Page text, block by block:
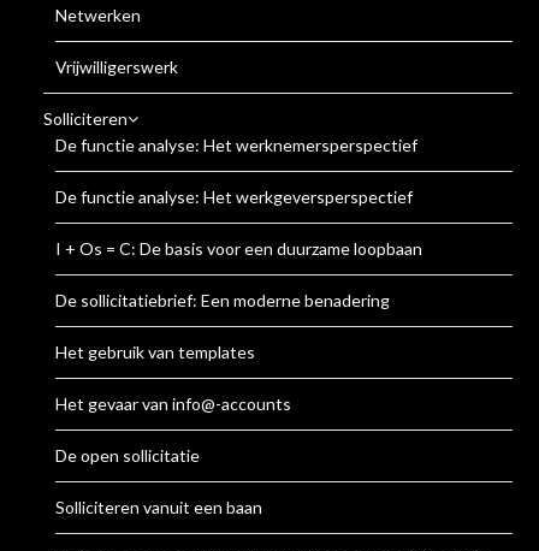
Netwerken
Vrijwilligerswerk
Solliciteren
De functie analyse: Het werknemersperspectief
De functie analyse: Het werkgeversperspectief
I + Os = C: De basis voor een duurzame loopbaan
De sollicitatiebrief: Een moderne benadering
Het gebruik van templates
Het gevaar van info@-accounts
De open sollicitatie
Solliciteren vanuit een baan